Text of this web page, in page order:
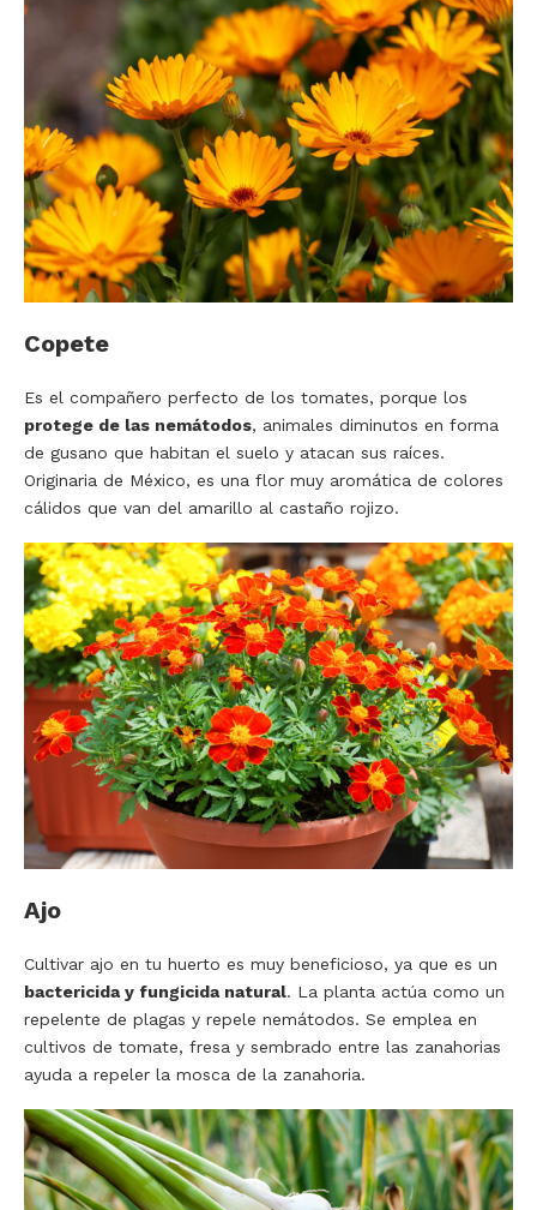
Copete
Es el compañero perfecto de los tomates, porque los
protege de las nemátodos, animales diminutos en forma
de gusano que habitan el suelo y atacan sus raíces.
Originaria de México, es una flor muy aromática de colores
cálidos que van del amarillo al castaño rojizo.
Ajo
Cultivar ajo en tu huerto es muy beneficioso, ya que es un
bactericida y fungicida natural. La planta actúa como un
repelente de plagas y repele nemátodos. Se emplea en
cultivos de tomate, fresa y sembrado entre las zanahorias
ayuda a repeler la mosca de la zanahoria.